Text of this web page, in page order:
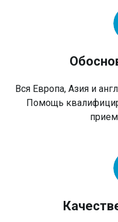
Вся Европа, Азия и
Помощь